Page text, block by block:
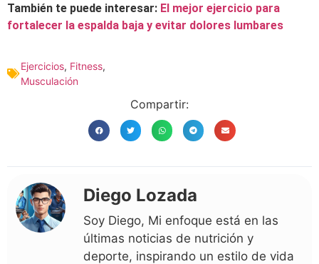
También te puede interesar: El mejor ejercicio para
fortalecer la espalda baja y evitar dolores lumbares
Ejercicios, Fitness,
Musculación
Compartir:
Diego Lozada
Soy Diego, Mi enfoque está en las
últimas noticias de nutrición y
deporte, inspirando un estilo de vida